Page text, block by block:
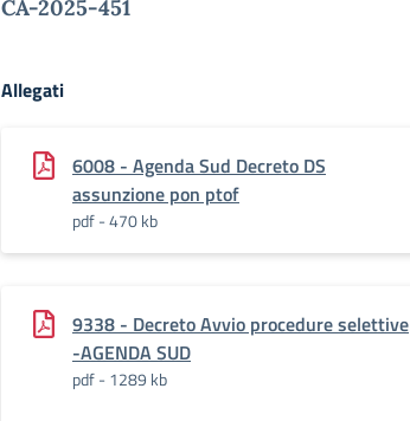
CA-2025-451
Allegati
6008 - Agenda Sud Decreto DS
assunzione pon ptof
pdf - 470 kb
9338 - Decreto Avvio procedure selettive
-AGENDA SUD
pdf - 1289 kb